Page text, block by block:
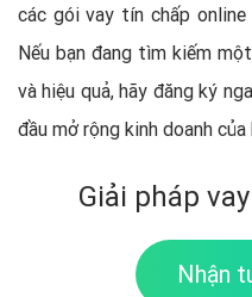
các gói vay tín chấp
Nếu bạn đang tìm kiếm
và hiệu quả, hãy đăng ký
đầu mở rộng kinh doanh của
Giải pháp
Nhận